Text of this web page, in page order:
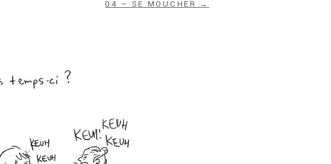
04 – SE MOUCHER →